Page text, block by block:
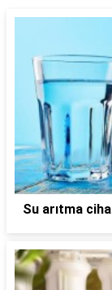
Su arıtma